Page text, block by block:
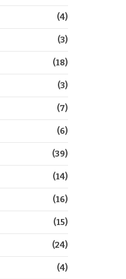
(4)
(3)
(18)
(3)
(7)
(6)
(39)
(14)
(16)
(15)
(24)
(4)